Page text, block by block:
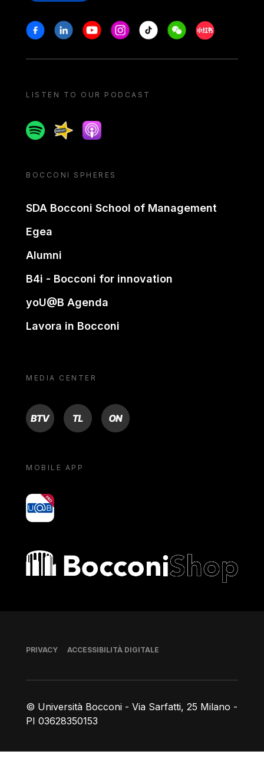
Stay in touch
FacebookLinkedinYoutubeInstagram
Tiktok WeechatXiaohongshu/
LISTEN TO OUR PODCAST
SpotifySpreakerApple podcast
BOCCONI SPHERES
SDA Bocconi School of Management
Egea
Alumni
B4i - Bocconi for innovation
yoU@B Agenda
Lavora in Bocconi
MEDIA CENTER
BTV TL ON
MOBILE APP
yoU@B
Bocconi shop
© Università Bocconi - Via Sarfatti, 25 Milano -
PI 03628350153
Piè di pagina
PRIVACY ACCESSIBILITÀ DIGITALE